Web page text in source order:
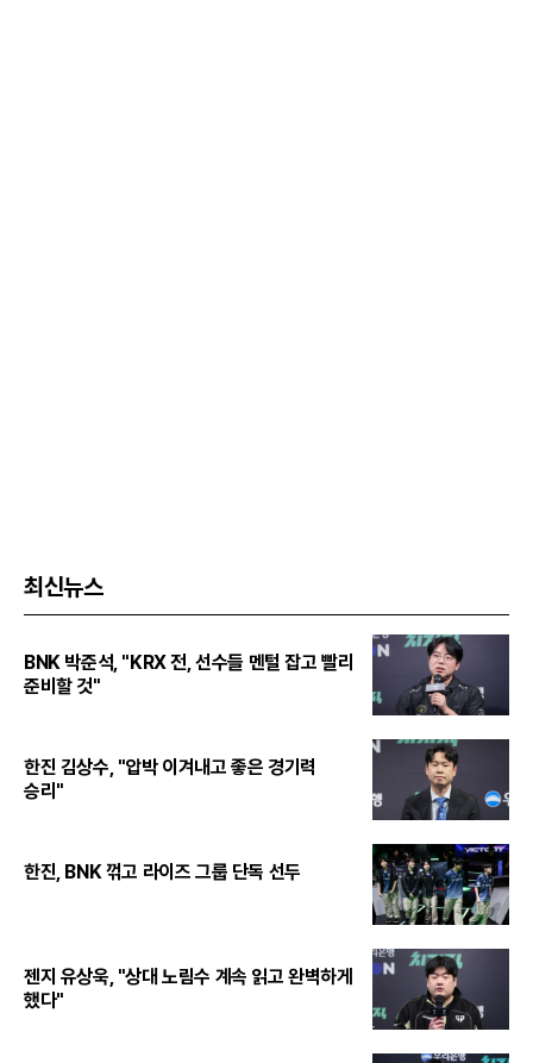
최신뉴스
BNK 박준석, "KRX 전, 선수들 멘털 잡고 빨리
준비할 것"
한진 김상수, "압박 이겨내고 좋은 경기력
승리"
한진, BNK 꺾고 라이즈 그룹 단독 선두
젠지 유상욱, "상대 노림수 계속 읽고 완벽하게
했다"